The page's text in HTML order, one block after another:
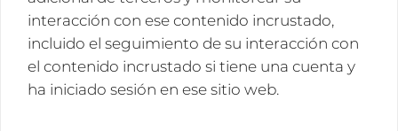
interacción con ese contenido incrustado,
incluido el seguimiento de su interacción con
el contenido incrustado si tiene una cuenta y
ha iniciado sesión en ese sitio web.